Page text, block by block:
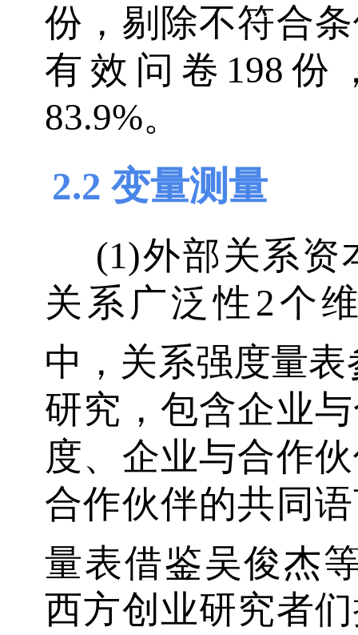
份，剔除不符合
有效问卷198份
83.9%。
2.2 变量测量
(1)外部关系资
关系广泛性2个
中，关系强度量表
研究，包含企业
度、企业与合作
合作伙伴的共同
量表借鉴吴俊杰
西方创业研究者